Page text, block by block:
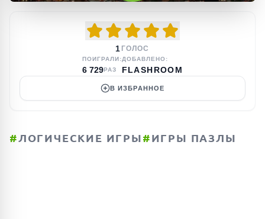
1 ГОЛОС
ПОИГРАЛИ:
6 729РАЗ
ДОБАВЛЕНО:
FLASHROOM
В ИЗБРАННОЕ
#ЛОГИЧЕСКИЕ ИГРЫ#ИГРЫ ПАЗЛЫ